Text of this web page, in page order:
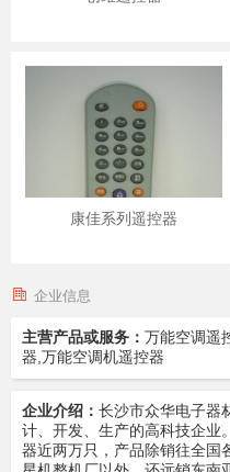
康佳系列遥控器
企业信息
主营产品或服务： 万能空调遥
器,万能空调机遥控器
企业介绍： 长沙市众华电子器
计、开发、生产的高科技企业
器近两万只，产品除销往全国